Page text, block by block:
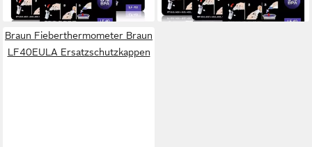
lieferbar - in 3-4 Werktagen bei dir
lieferbar - in 3-4 Werktagen bei dir
Braun Fieberthermometer Braun
LF40EULA Ersatzschutzkappen